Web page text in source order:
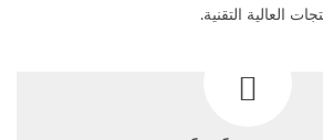
العالية التقنية.